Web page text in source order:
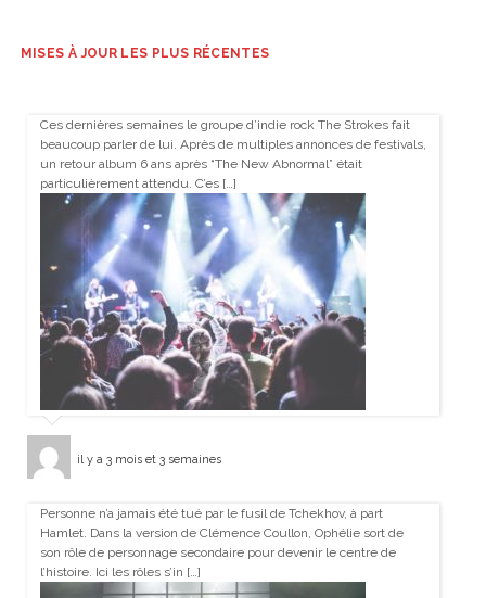
MISES À JOUR LES PLUS RÉCENTES
Ces dernières semaines le groupe d’indie rock The Strokes fait
beaucoup parler de lui. Après de multiples annonces de festivals,
un retour album 6 ans après “The New Abnormal” était
particulièrement attendu. C’es […]
il y a 3 mois et 3 semaines
Personne n’a jamais été tué par le fusil de Tchekhov, à part
Hamlet. Dans la version de Clémence Coullon, Ophélie sort de
son rôle de personnage secondaire pour devenir le centre de
l’histoire. Ici les rôles s’in […]